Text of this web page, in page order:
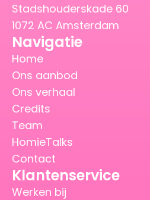
Stadshouderskade 60
1072 AC Amsterdam
Navigatie
Home
Ons aanbod
Ons verhaal
Credits
Team
HomieTalks
Contact
Klantenservice
Werken bij